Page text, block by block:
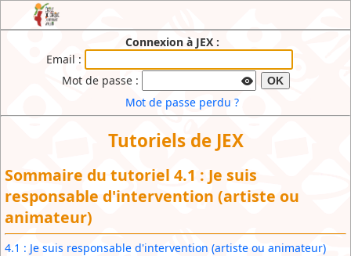
JEX : l'Extranet de l'Ecole de Cirque du
Connexion à JEX :
Email :
Mot de passe :
OK
Mot de passe perdu ?
Tutoriels de JEX
Sommaire du tutoriel 4.1 : Je suis
responsable d'intervention (artiste ou
animateur)
4.1 : Je suis responsable d'intervention (artiste ou animateur)